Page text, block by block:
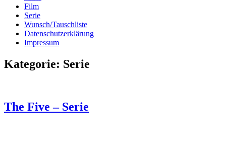
Film
Serie
Wunsch/Tauschliste
Datenschutzerklärung
Impressum
Kategorie: Serie
The Five – Serie